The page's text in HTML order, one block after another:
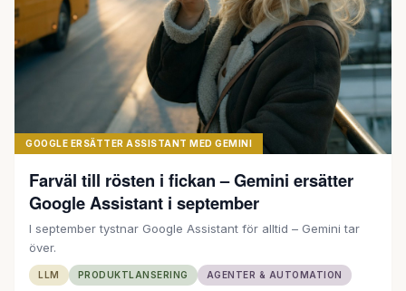
GOOGLE ERSÄTTER ASSISTANT MED GEMINI
Farväl till rösten i fickan – Gemini ersätter
Google Assistant i september
I september tystnar Google Assistant för alltid – Gemini tar
över.
LLM PRODUKTLANSERING AGENTER & AUTOMATION